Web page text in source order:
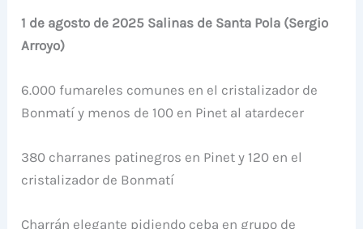
1 de agosto de 2025 Salinas de Santa Pola (Sergio
Arroyo)
6.000 fumareles comunes en el cristalizador de
Bonmatí y menos de 100 en Pinet al atardecer
380 charranes patinegros en Pinet y 120 en el
cristalizador de Bonmatí
Charrán elegante pidiendo ceba en grupo de